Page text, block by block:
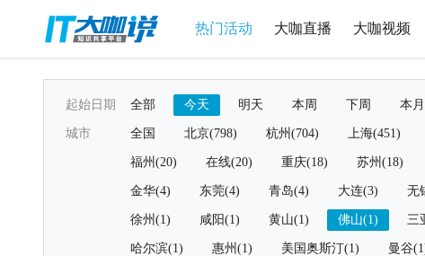
热门活动 大咖直播 大咖视频
起始日期 全部 今天 明天 本周 下周 本月
城市 全国 北京(798) 杭州(704) 上海(451)
福州(20) 在线(20) 重庆(18) 苏州(18)
金华(4) 东莞(4) 青岛(4) 大连(3) 无
徐州(1) 咸阳(1) 黄山(1) 佛山(1) 三
哈尔滨(1) 惠州(1) 美国奥斯汀(1) 曼谷